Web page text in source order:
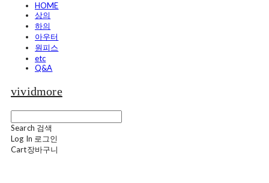
HOME
상의
하의
아우터
원피스
etc
Q&A
vividmore
Search 검색
Log In 로그인
Cart장바구니